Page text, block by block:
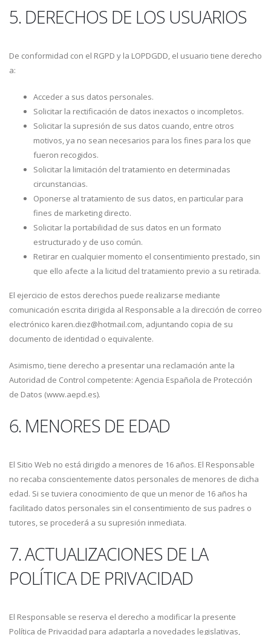
5. DERECHOS DE LOS USUARIOS
De conformidad con el RGPD y la LOPDGDD, el usuario tiene derecho
a:
Acceder a sus datos personales.
Solicitar la rectificación de datos inexactos o incompletos.
Solicitar la supresión de sus datos cuando, entre otros
motivos, ya no sean necesarios para los fines para los que
fueron recogidos.
Solicitar la limitación del tratamiento en determinadas
circunstancias.
Oponerse al tratamiento de sus datos, en particular para
fines de marketing directo.
Solicitar la portabilidad de sus datos en un formato
estructurado y de uso común.
Retirar en cualquier momento el consentimiento prestado, sin
que ello afecte a la licitud del tratamiento previo a su retirada.
El ejercicio de estos derechos puede realizarse mediante
comunicación escrita dirigida al Responsable a la dirección de correo
electrónico karen.diez@hotmail.com, adjuntando copia de su
documento de identidad o equivalente.
Asimismo, tiene derecho a presentar una reclamación ante la
Autoridad de Control competente: Agencia Española de Protección
de Datos (www.aepd.es).
6. MENORES DE EDAD
El Sitio Web no está dirigido a menores de 16 años. El Responsable
no recaba conscientemente datos personales de menores de dicha
edad. Si se tuviera conocimiento de que un menor de 16 años ha
facilitado datos personales sin el consentimiento de sus padres o
tutores, se procederá a su supresión inmediata.
7. ACTUALIZACIONES DE LA
POLÍTICA DE PRIVACIDAD
El Responsable se reserva el derecho a modificar la presente
Política de Privacidad para adaptarla a novedades legislativas,